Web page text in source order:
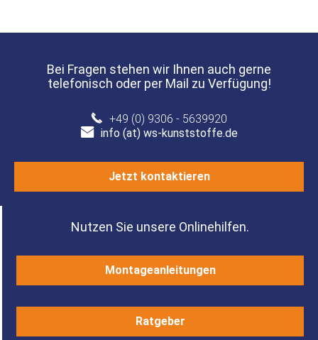
Bei Fragen stehen wir Ihnen auch gerne
telefonisch oder per Mail zu Verfügung!
+49 (0) 9306 - 5639920
info (at) ws-kunststoffe.de
Jetzt kontaktieren
Nutzen Sie unsere Onlinehilfen.
Montageanleitungen
Ratgeber